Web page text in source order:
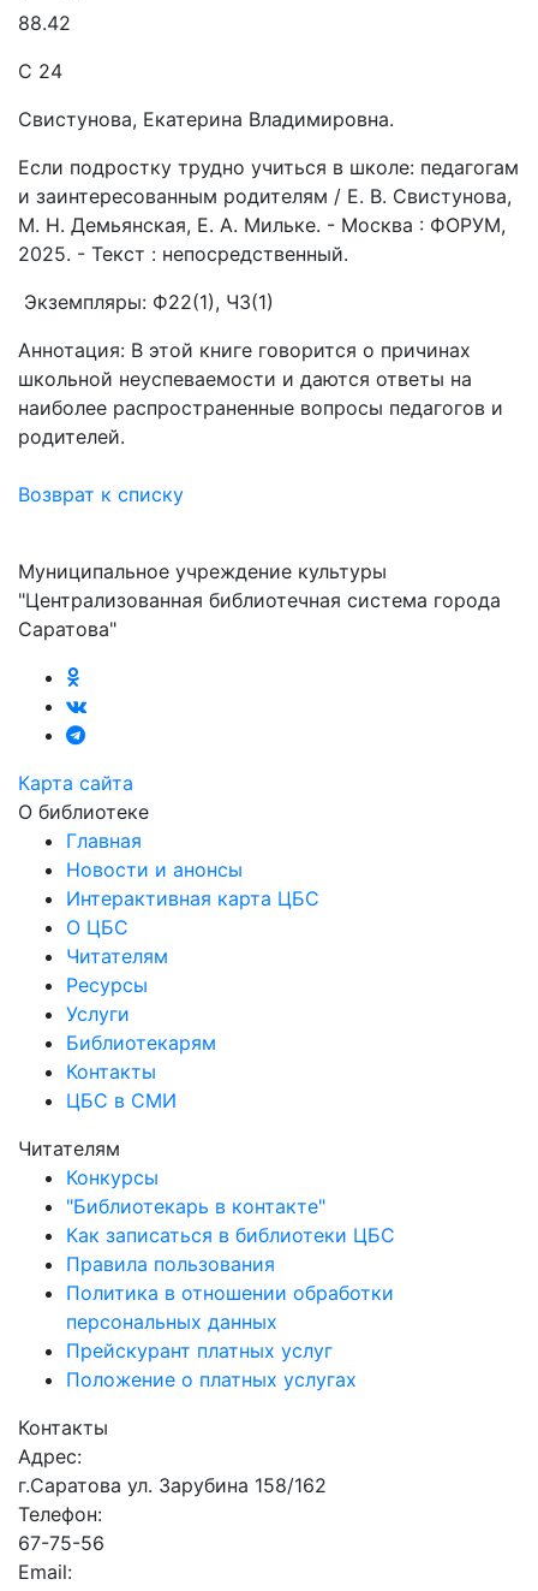
88.42
С 24
Свистунова, Екатерина Владимировна.
Если подростку трудно учиться в школе: педагогам
и заинтересованным родителям / Е. В. Свистунова,
М. Н. Демьянская, Е. А. Мильке. - Москва : ФОРУМ,
2025. - Текст : непосредственный.
Экземпляры: Ф22(1), ЧЗ(1)
Аннотация: В этой книге говорится о причинах
школьной неуспеваемости и даются ответы на
наиболее распространенные вопросы педагогов и
родителей.
Возврат к списку
Муниципальное учреждение культуры
"Централизованная библиотечная система города
Саратова"
Карта сайта
О библиотеке
Главная
Новости и анонсы
Интерактивная карта ЦБС
О ЦБС
Читателям
Ресурсы
Услуги
Библиотекарям
Контакты
ЦБС в СМИ
Читателям
Конкурсы
"Библиотекарь в контакте"
Как записаться в библиотеки ЦБС
Правила пользования
Политика в отношении обработки
персональных данных
Прейскурант платных услуг
Положение о платных услугах
Контакты
Адрес:
г.Саратова ул. Зарубина 158/162
Телефон:
67-75-56
Email: